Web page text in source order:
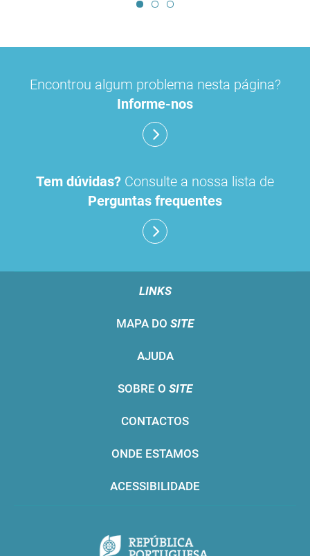
Encontrou algum problema nesta página?
Informe-nos
Tem dúvidas? Consulte a nossa lista de
Perguntas frequentes
LINKS
MAPA DO SITE
AJUDA
SOBRE O SITE
CONTACTOS
ONDE ESTAMOS
ACESSIBILIDADE